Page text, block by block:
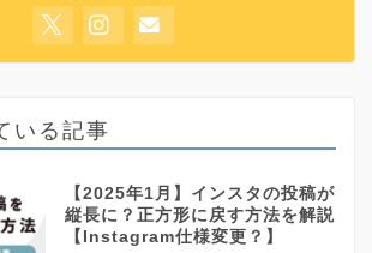
いる記事
【2025年1月】インスタの投稿が
縦長に？正方形に戻す方法を解説
【Instagram仕様変更？】